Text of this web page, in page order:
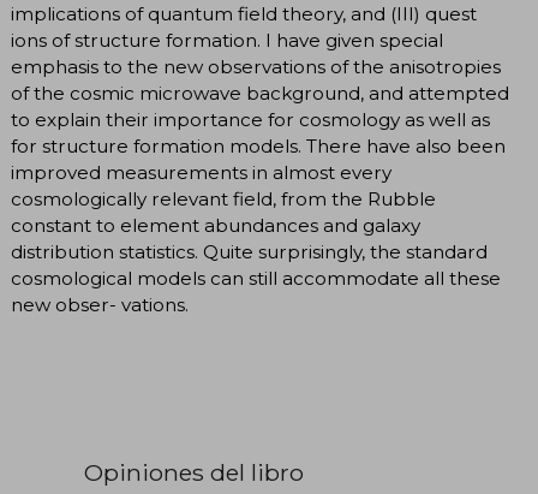
implications of quantum field theory, and (III) quest
ions of structure formation. I have given special
emphasis to the new observations of the anisotropies
of the cosmic microwave background, and attempted
to explain their importance for cosmology as well as
for structure formation models. There have also been
improved measurements in almost every
cosmologically relevant field, from the Rubble
constant to element abundances and galaxy
distribution statistics. Quite surprisingly, the standard
cosmological models can still accommodate all these
new obser- vations.
Opiniones del libro